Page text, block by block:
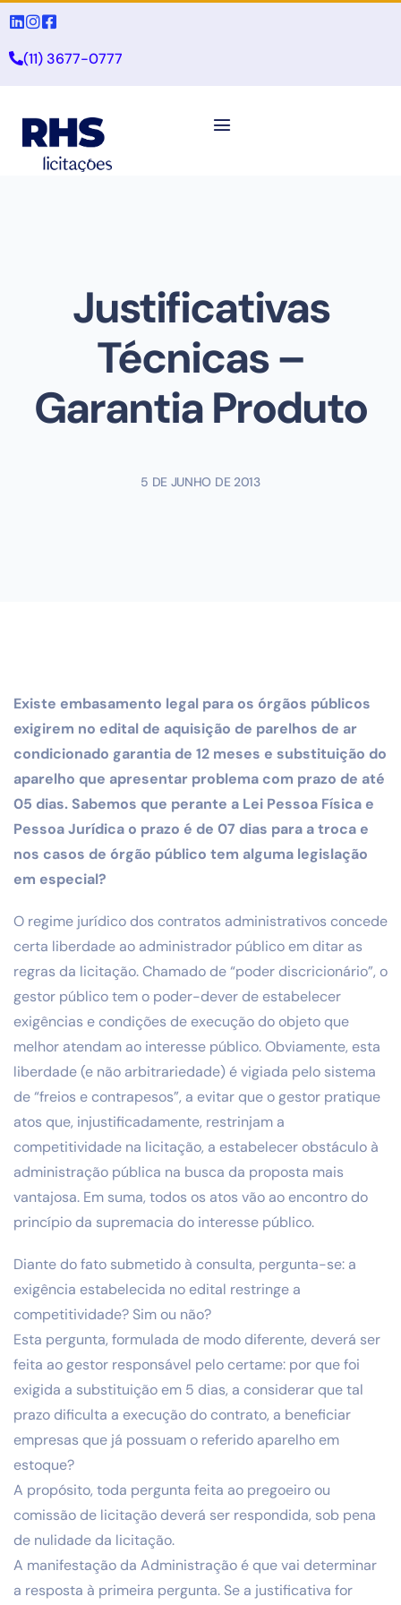
(11) 3677-0777
Justificativas
Técnicas –
Garantia Produto
5 DE JUNHO DE 2013
Existe embasamento legal para os órgãos públicos
exigirem no edital de aquisição de parelhos de ar
condicionado garantia de 12 meses e substituição do
aparelho que apresentar problema com prazo de até
05 dias. Sabemos que perante a Lei Pessoa Física e
Pessoa Jurídica o prazo é de 07 dias para a troca e
nos casos de órgão público tem alguma legislação
em especial?
O regime jurídico dos contratos administrativos concede
certa liberdade ao administrador público em ditar as
regras da licitação. Chamado de “poder discricionário”, o
gestor público tem o poder-dever de estabelecer
exigências e condições de execução do objeto que
melhor atendam ao interesse público. Obviamente, esta
liberdade (e não arbitrariedade) é vigiada pelo sistema
de “freios e contrapesos”, a evitar que o gestor pratique
atos que, injustificadamente, restrinjam a
competitividade na licitação, a estabelecer obstáculo à
administração pública na busca da proposta mais
vantajosa. Em suma, todos os atos vão ao encontro do
princípio da supremacia do interesse público.
Diante do fato submetido à consulta, pergunta-se: a
exigência estabelecida no edital restringe a
competitividade? Sim ou não?
Esta pergunta, formulada de modo diferente, deverá ser
feita ao gestor responsável pelo certame: por que foi
exigida a substituição em 5 dias, a considerar que tal
prazo dificulta a execução do contrato, a beneficiar
empresas que já possuam o referido aparelho em
estoque?
A propósito, toda pergunta feita ao pregoeiro ou
comissão de licitação deverá ser respondida, sob pena
de nulidade da licitação.
A manifestação da Administração é que vai determinar
a resposta à primeira pergunta. Se a justificativa for